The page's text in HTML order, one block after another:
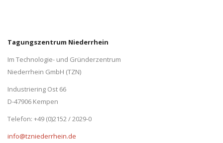
Tagungszentrum Niederrhein
Im Technologie- und Gründerzentrum
Niederrhein GmbH (TZN)
Industriering Ost 66
D-47906 Kempen
Telefon: +49 (0)2152 / 2029-0
info@tzniederrhein.de